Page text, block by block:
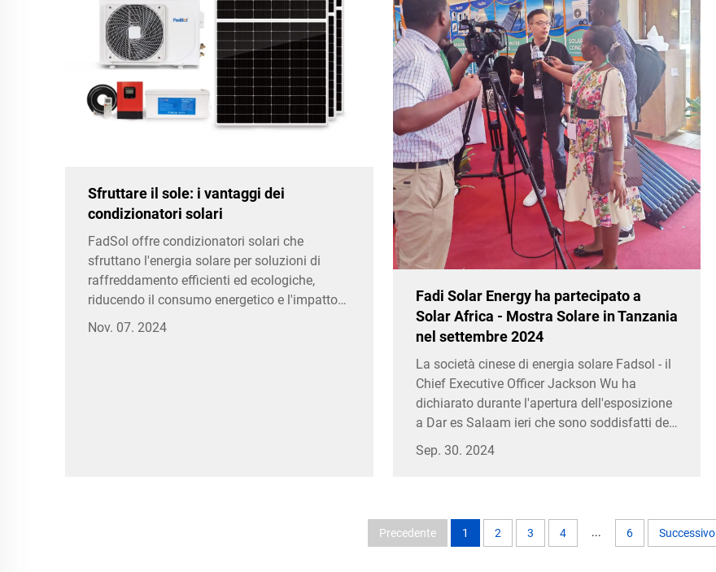
Sfruttare il sole: i vantaggi dei
condizionatori solari
FadSol offre condizionatori solari che
sfruttano l'energia solare per soluzioni di
raffreddamento efficienti ed ecologiche,
riducendo il consumo energetico e l'impatto
ambientale
Nov. 07. 2024
Fadi Solar Energy ha partecipato a
Solar Africa - Mostra Solare in Tanzania
nel settembre 2024
La società cinese di energia solare Fadsol - il
Chief Executive Officer Jackson Wu ha
dichiarato durante l'apertura dell'esposizione
a Dar es Salaam ieri che sono soddisfatti del
clima commerciale amichevole creato dal
governo. «La Tanzania è un ideale...
Sep. 30. 2024
Precedente 1 2 3 4 ... 6 Successivo